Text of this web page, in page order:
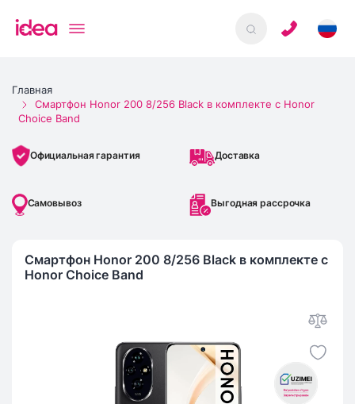
Главная
Смартфон Honor 200 8/256 Black в комплекте с Honor
Choice Band
Официальная гарантия Доставка
Самовывоз Выгодная рассрочка
Смартфон Honor 200 8/256 Black в комплекте с
Honor Choice Band